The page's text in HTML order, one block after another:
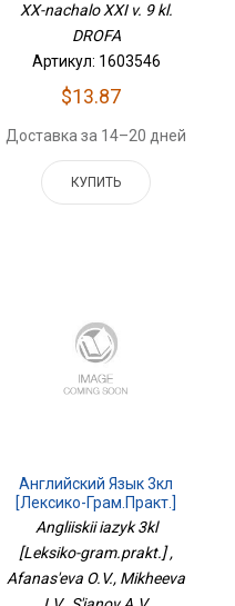
XX-nachalo XXI v. 9 kl.
DROFA
Артикул: 1603546
$13.87
Доставка за 14–20 дней
КУПИТЬ
Английский Язык 3кл
[Лексико-Грам.практ.]
Angliiskii iazyk 3kl
[Leksiko-gram.prakt.] ,
Afanas'eva O.V., Mikheeva